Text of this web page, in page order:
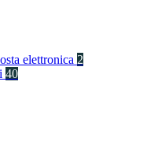
elettronica 2
40